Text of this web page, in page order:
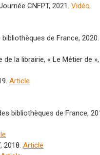
CNFPT, 2021.Vidéo
de France, 2020.
la librairie, « Le Métier de »,
Article
bibliothèques de France,
2018.Article